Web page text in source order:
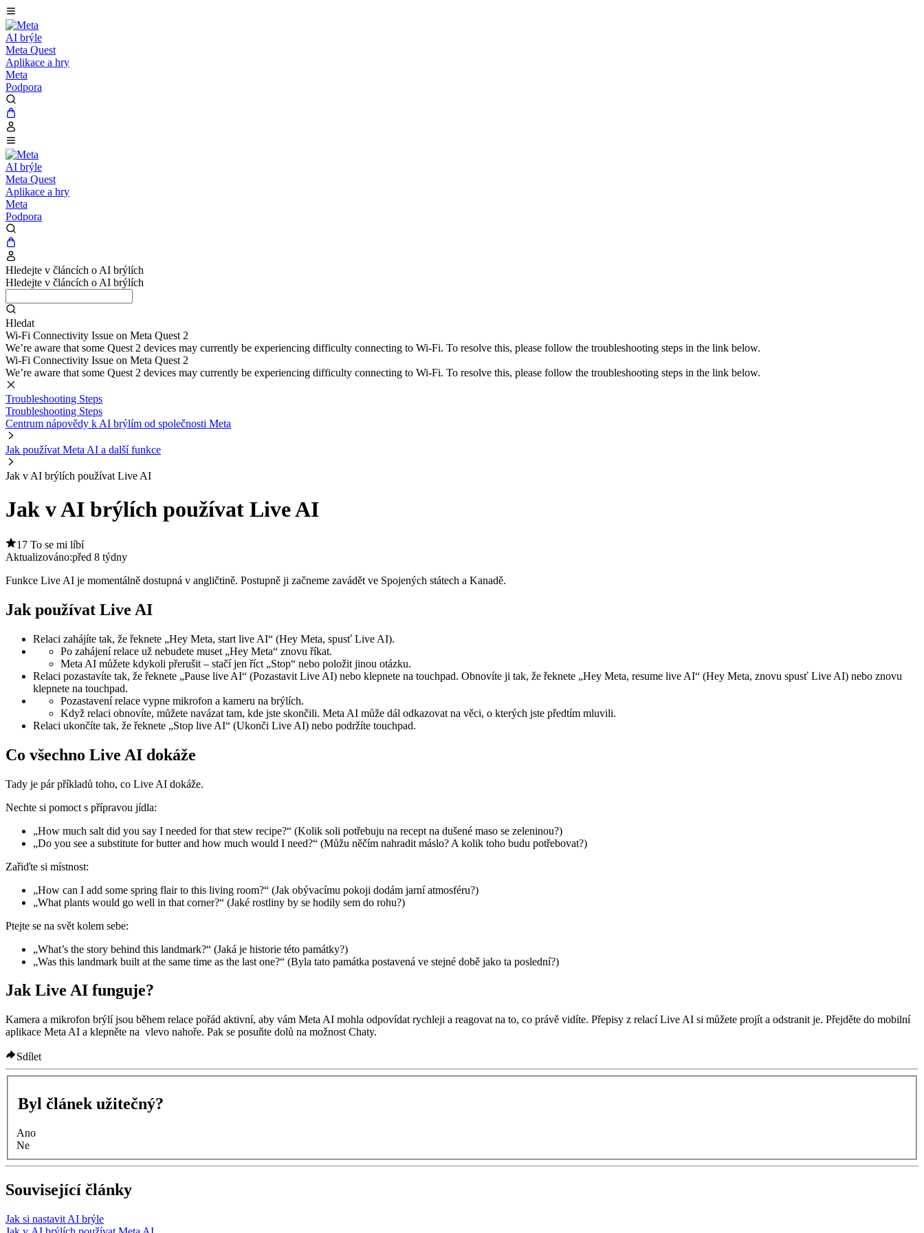
AI brýle
Meta Quest
Aplikace a hry
Meta
Podpora
AI brýle
Meta Quest
Aplikace a hry
Meta
Podpora
Hledejte v článcích o AI brýlích
Hledejte v článcích o AI brýlích
Hledat
Wi-Fi Connectivity Issue on Meta Quest 2
We’re aware that some Quest 2 devices may currently be experiencing difficulty connecting to Wi-Fi. To resolve this, please follow the troubleshooting steps in the link below.
Wi-Fi Connectivity Issue on Meta Quest 2
We’re aware that some Quest 2 devices may currently be experiencing difficulty connecting to Wi-Fi. To resolve this, please follow the troubleshooting steps in the link below.
Troubleshooting Steps
Troubleshooting Steps
Centrum nápovědy k AI brýlím od společnosti Meta
Jak používat Meta AI a další funkce
Jak v AI brýlích používat Live AI
Jak v AI brýlích používat Live AI
17 To se mi líbí
Aktualizováno:před 8 týdny
Funkce Live AI je momentálně dostupná v angličtině. Postupně ji začneme zavádět ve Spojených státech a Kanadě.
Jak používat Live AI
Relaci zahájíte tak, že řeknete „Hey Meta, start live AI“ (Hey Meta, spusť Live AI).
Po zahájení relace už nebudete muset „Hey Meta“ znovu říkat.
Meta AI můžete kdykoli přerušit – stačí jen říct „Stop“ nebo položit jinou otázku.
Relaci pozastavíte tak, že řeknete „Pause live AI“ (Pozastavit Live AI) nebo klepnete na touchpad. Obnovíte ji tak, že řeknete „Hey Meta, resume live AI“ (Hey Meta, znovu spusť Live AI) nebo znovu
klepnete na touchpad.
Pozastavení relace vypne mikrofon a kameru na brýlích.
Když relaci obnovíte, můžete navázat tam, kde jste skončili. Meta AI může dál odkazovat na věci, o kterých jste předtím mluvili.
Relaci ukončíte tak, že řeknete „Stop live AI“ (Ukonči Live AI) nebo podržíte touchpad.
Co všechno Live AI dokáže
Tady je pár příkladů toho, co Live AI dokáže.
Nechte si pomoct s přípravou jídla:
„How much salt did you say I needed for that stew recipe?“ (Kolik soli potřebuju na recept na dušené maso se zeleninou?)
„Do you see a substitute for butter and how much would I need?“ (Můžu něčím nahradit máslo? A kolik toho budu potřebovat?)
Zařiďte si místnost:
„How can I add some spring flair to this living room?“ (Jak obývacímu pokoji dodám jarní atmosféru?)
„What plants would go well in that corner?“ (Jaké rostliny by se hodily sem do rohu?)
Ptejte se na svět kolem sebe:
„What’s the story behind this landmark?“ (Jaká je historie této památky?)
„Was this landmark built at the same time as the last one?“ (Byla tato památka postavená ve stejné době jako ta poslední?)
Jak Live AI funguje?
Kamera a mikrofon brýlí jsou během relace pořád aktivní, aby vám Meta AI mohla odpovídat rychleji a reagovat na to, co právě vidíte. Přepisy z relací Live AI si můžete projít a odstranit je. Přejděte do mobilní
aplikace Meta AI a klepněte na vlevo nahoře. Pak se posuňte dolů na možnost Chaty.
Sdílet
Byl článek užitečný?
Ano
Ne
Související články
Jak si nastavit AI brýle